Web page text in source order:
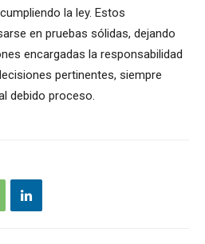
la ley. Estos
en pruebas sólidas, dejando
encargadas la responsabilidad
pertinentes, siempre
debido proceso.